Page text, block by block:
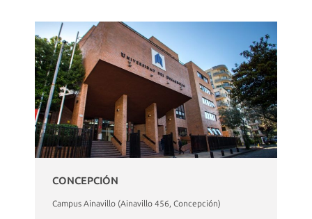
CONCEPCIÓN
Campus Ainavillo (Ainavillo 456, Concepción)